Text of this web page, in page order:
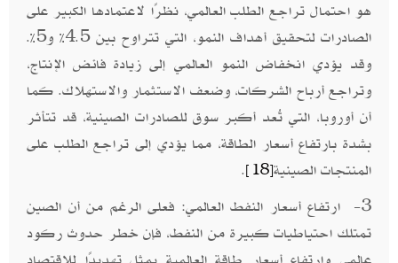
هو احتمال تراجع الطلب العالمي، نظرًا لاعتمادها الكبير على
الصادرات لتحقيق أهداف النمو، التي تتراوح بين 4.5% و5%.
وقد يؤدي انخفاض النمو العالمي إلى زيادة فائض الإنتاج،
وتراجع أرباح الشركات، وضعف الاستثمار والاستهلاك. كما
أن أوروبا، التي تُعد أكبر سوق للصادرات الصينية، قد تتأثر
بشدة بارتفاع أسعار الطاقة، مما يؤدي إلى تراجع الطلب على
المنتجات الصينية[18]
.
3- ارتفاع أسعار النفط العالمي: فعلى الرغم من أن الصين
تمتلك احتياطيات كبيرة من النفط، فإن خطر حدوث ركود